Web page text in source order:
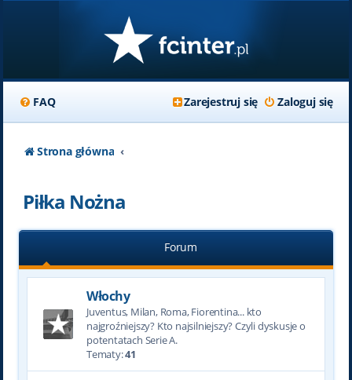
FAQ Zaloguj się
Zarejestruj się
Strona główna
Piłka Nożna
Forum
Włochy
Juventus, Milan, Roma, Fiorentina... kto
najgroźniejszy? Kto najsilniejszy? Czyli dyskusje o
potentatach Serie A.
Tematy:41